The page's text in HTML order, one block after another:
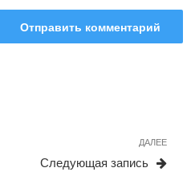
ДАЛЕЕ
Следующая запись